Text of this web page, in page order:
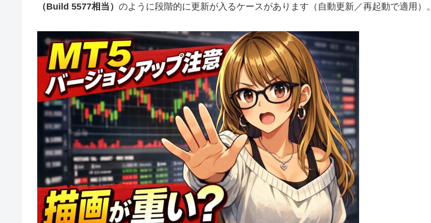
（Build 5577相当） のように段階的に更新が入るケースがあります（自動更新／再起動で適用）。